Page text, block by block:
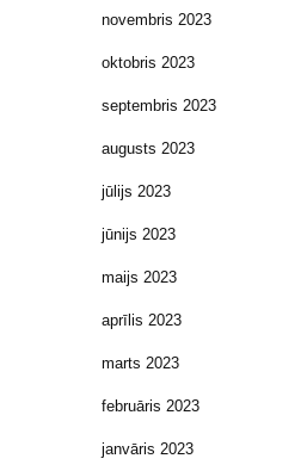
novembris 2023
oktobris 2023
septembris 2023
augusts 2023
jūlijs 2023
jūnijs 2023
maijs 2023
aprīlis 2023
marts 2023
februāris 2023
janvāris 2023